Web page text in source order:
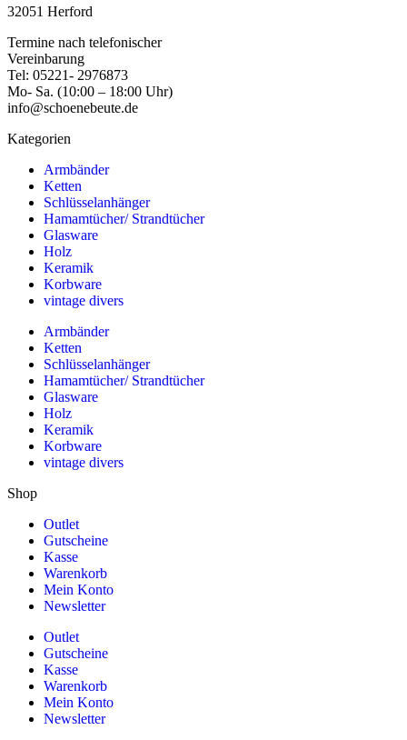
32051 Herford
Termine nach telefonischer
Vereinbarung
Tel: 05221- 2976873
Mo- Sa. (10:00 – 18:00 Uhr)
info@schoenebeute.de
Kategorien
Armbänder
Ketten
Schlüsselanhänger
Hamamtücher/ Strandtücher
Glasware
Holz
Keramik
Korbware
vintage divers
Armbänder
Ketten
Schlüsselanhänger
Hamamtücher/ Strandtücher
Glasware
Holz
Keramik
Korbware
vintage divers
Shop
Outlet
Gutscheine
Kasse
Warenkorb
Mein Konto
Newsletter
Outlet
Gutscheine
Kasse
Warenkorb
Mein Konto
Newsletter